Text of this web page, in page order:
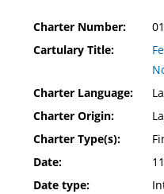
Charter Number:
Cartulary Title:
Charter Language:
Charter Origin:
Charter Type(s):
Date:
Date type: